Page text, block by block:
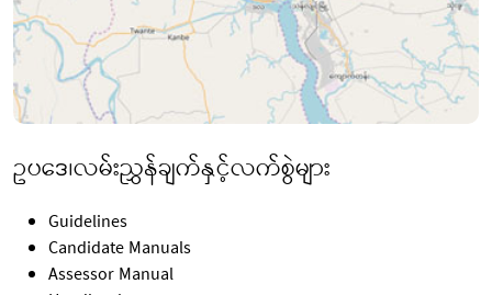
ဥပဒေ၊လမ်းညွှန်ချက်နှင့်လက်စွဲများ
Guidelines
Candidate Manuals
Assessor Manual